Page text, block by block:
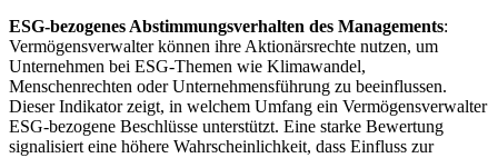
ESG-bezogenes Abstimmungsverhalten des Managements:
Vermögensverwalter können ihre Aktionärsrechte nutzen, um
Unternehmen bei ESG-Themen wie Klimawandel,
Menschenrechten oder Unternehmensführung zu beeinflussen.
Dieser Indikator zeigt, in welchem Umfang ein Vermögensverwalter
ESG-bezogene Beschlüsse unterstützt. Eine starke Bewertung
signalisiert eine höhere Wahrscheinlichkeit, dass Einfluss zur